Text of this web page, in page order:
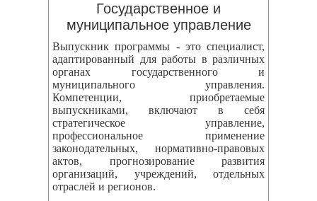
Государственное и
муниципальное управление
Выпускник программы - это специалист,
адаптированный для работы в различных
органах государственного и
муниципального управления.
Компетенции, приобретаемые
выпускниками, включают в себя
стратегическое управление,
профессиональное применение
законодательных, нормативно-правовых
актов, прогнозирование развития
организаций, учреждений, отдельных
отраслей и регионов.